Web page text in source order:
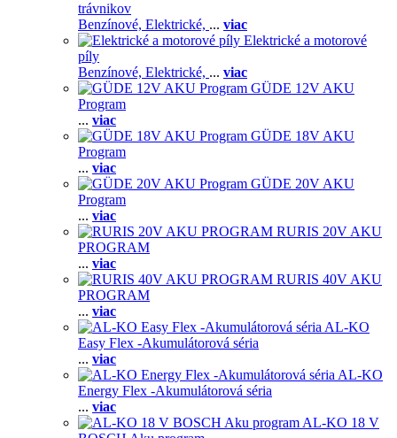
trávnikov
Benzínové, Elektrické, ... viac
Elektrické a motorové
píly
Benzínové, Elektrické, ... viac
GÜDE 12V AKU
Program
... viac
GÜDE 18V AKU
Program
... viac
GÜDE 20V AKU
Program
... viac
RURIS 20V AKU
PROGRAM
... viac
RURIS 40V AKU
PROGRAM
... viac
AL-KO
Easy Flex -Akumulátorová séria
... viac
AL-KO
Energy Flex -Akumulátorová séria
... viac
AL-KO 18 V